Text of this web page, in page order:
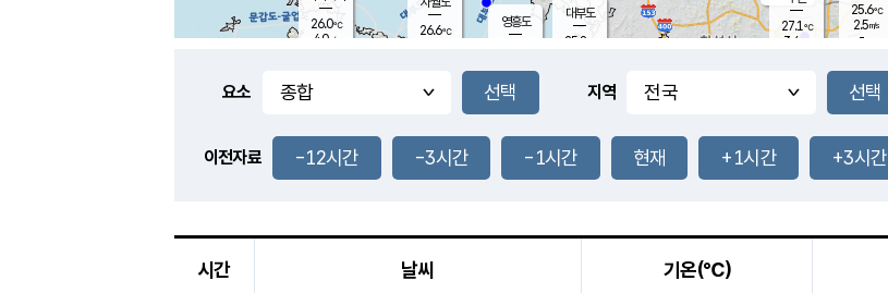
풍도
3.8m/s
0.5
영흥도
26.6℃
-mm
25.1
℃
대부도
25.8
-
25.6℃
0.3m/s
-mm
-mm
25.6℃
2.5m/s
-
26.0℃
4.0m/s
27.1℃
3.4 m/s
요소 지역
이전자료 -12시간 -3시간 -1시간 현재 +1시간 +3시간
시간 날씨 기온(℃)